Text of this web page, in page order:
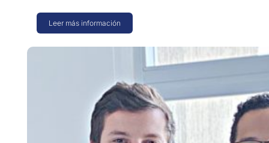
Leer más información